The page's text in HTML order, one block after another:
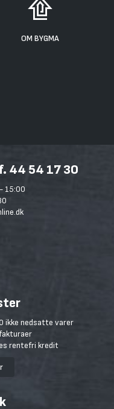
OM BYGMA
44 54 17 30
15:00
ikke nedsatte varer
rentefri kredit